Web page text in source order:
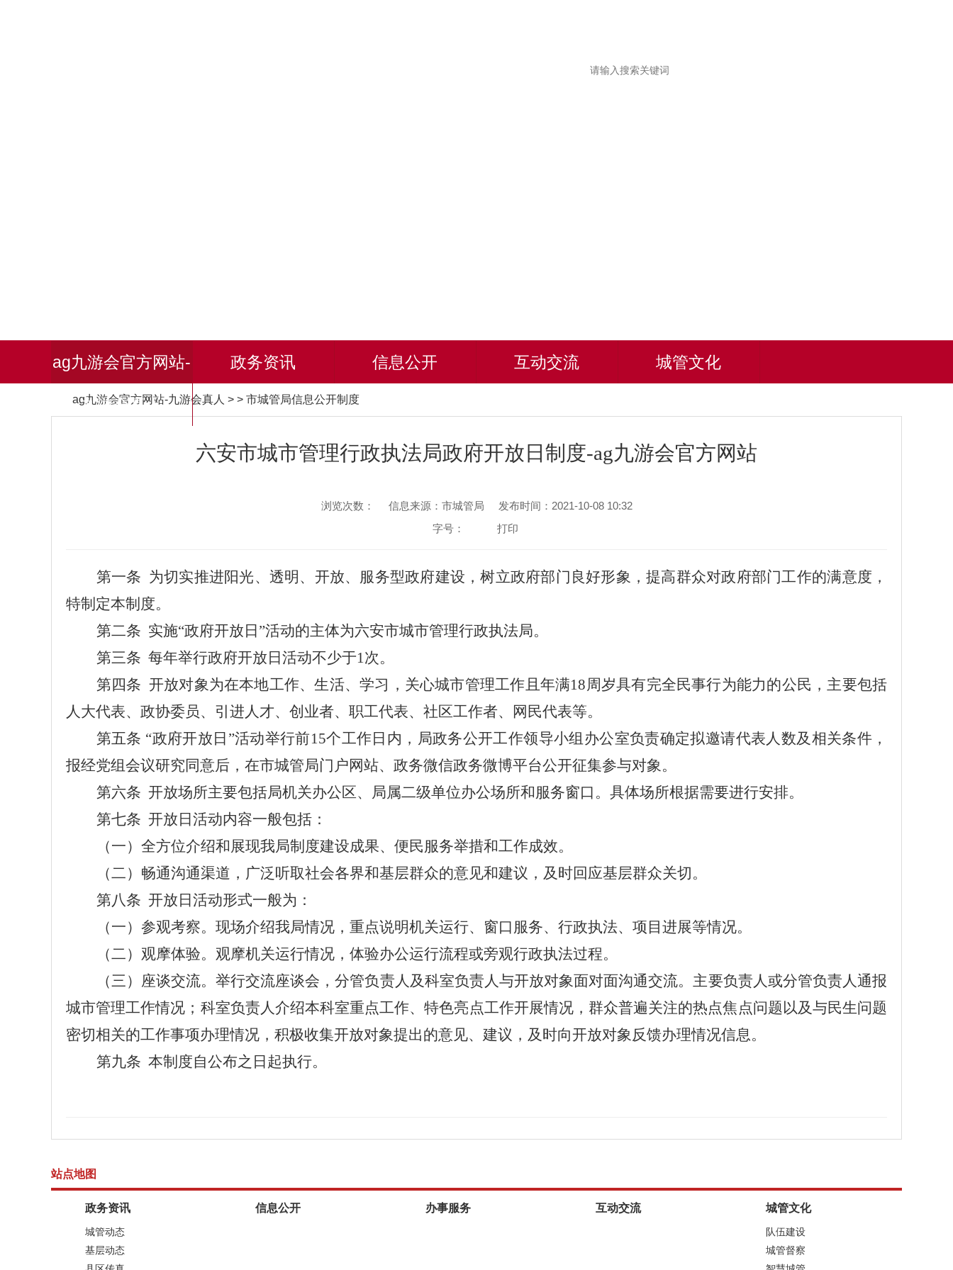
ag九游会官方网站-
九游会真人
政务资讯 信息公开 互动交流 城管文化
ag九游会官方网站-九游会真人 > > 市城管局信息公开制度
六安市城市管理行政执法局政府开放日制度-ag九游会官方网站
浏览次数： 信息来源：市城管局
发布时间：2021-10-08 10:32
字号：
打印
第一条 为切实推进阳光、透明、开放、服务型政府建设，树立政府部门良好形象，提高群众对政府部门工作的满意度，
特制定本制度。
第二条 实施“政府开放日”活动的主体为六安市城市管理行政执法局。
第三条 每年举行政府开放日活动不少于1次。
第四条 开放对象为在本地工作、生活、学习，关心城市管理工作 且年满18周岁具有完全民事行为能力的公民，主要包括
人大代表、政协委员、引进人才、创业者、职工代表、社区工作者、网民代表等。
第五条 “政府开放日”活动举行前15个工作日内， 局政务公开工作领导小组办公室负责确定拟邀请代表人数及相关条件，
报经党组会议研究同意后，在市城管局门户网站、政务微信政务微博平台公开征集参与对象。
第六条 开放场所主要包括局机关办公区、 局属二级单位办公场所和服务窗口。具体场所根据需要进行安排。
第七条 开放日活动内容一般包括：
（一）全方位介绍和展现我局制度建设成果、便民服务举措和工作成效。
（二）畅通沟通渠道，广泛听取社会各界和基层群众的意见和建议，及时回应基层群众关切。
第八条 开放日活动形式一般为 ：
（一）参观考察。现场介绍我局情况，重点说明机关运行、窗口服务、行政执法、项目进展等情况。
（二）观摩体验。观摩机关运行情况，体验办公运行流程或旁观行政执法过程。
（三）座谈交流。举行交流座谈会，分管负责人及科室负责人与开放对象面对面沟通交流。主要负责人或分管负责人通报
城市管理工作情况；科室负责人介绍本科室重点工作、特色亮点工作开展情况，群众普遍关注的热点焦点问题以及与民生问题
密切相关的工作事项办理情况，积极收集开放对象提出的意见、建议，及时向开放对象反馈办理情况信息。
第九条 本制度自公布之日起执行。
站点地图
政务资讯
城管动态
基层动态
信息公开 办事服务 互动交流 城管文化
队伍建设
城管督察